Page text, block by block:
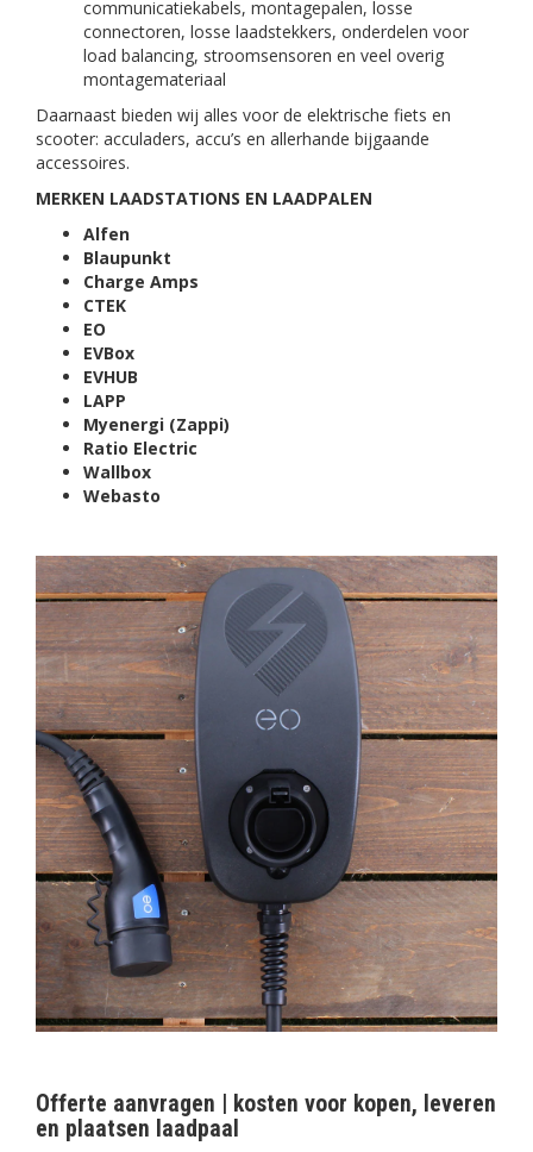
communicatiekabels, montagepalen, losse
connectoren, losse laadstekkers, onderdelen voor
load balancing, stroomsensoren en veel overig
montagemateriaal
Daarnaast bieden wij alles voor de elektrische fiets en
scooter: acculaders, accu’s en allerhande bijgaande
accessoires.
MERKEN LAADSTATIONS EN LAADPALEN
Alfen
Blaupunkt
Charge Amps
CTEK
EO
EVBox
EVHUB
LAPP
Myenergi (Zappi)
Ratio Electric
Wallbox
Webasto
Offerte aanvragen | kosten voor kopen, leveren
en plaatsen laadpaal